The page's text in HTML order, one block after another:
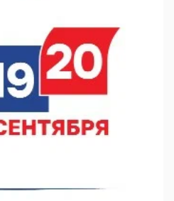
созданы четыре ММЦ